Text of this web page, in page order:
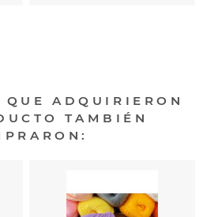
QUE ADQUIRIERON
TAMBIÉN